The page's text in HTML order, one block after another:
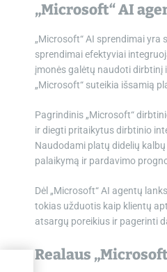
„Microsoft“ AI
„Microsoft“ AI sprendimai
sprendimai efektyviai
įmonės galėtų naudoti dirbtinį
„Microsoft“ suteikia išsamią
Pagrindinis „Microsoft“
ir diegti pritaikytus dirbtinio
Naudodami platų didelių
palaikymą ir pardavimo
Dėl „Microsoft“ AI agentų
tokias užduotis kaip klientų
atsargų poreikius ir pagerinti
Realaus